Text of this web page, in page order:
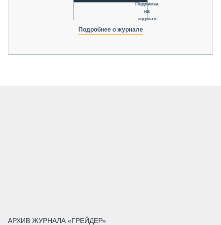
Подписка
на
журнал
Подробнее о журнале
АРХИВ ЖУРНАЛА «ГРЕЙДЕР»